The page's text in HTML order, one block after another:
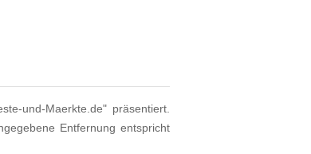
und-Maerkte.de" präsentiert.
Entfernung entspricht